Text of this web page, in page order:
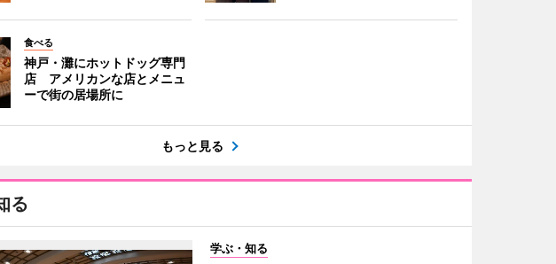
食べる
神戸・灘にホットドッグ専門
店 アメリカンな店とメニュ
ーで街の居場所に
もっと見る
る
学ぶ・知る